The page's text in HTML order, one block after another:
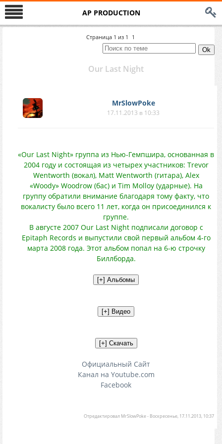
AP PRODUCTION
Страница 1 из 1 1
Our Last Night
MrSlowPoke
17.11.2013 в 10:33
«Our Last Night» группа из Нью-Гемпшира, основанная в
2004 году и состоящая из четырех участников: Trevor
Wentworth (вокал), Matt Wentworth (гитара), Alex
«Woody» Woodrow (бас) и Tim Molloy (ударные). На
группу обратили внимание благодаря тому факту, что
вокалисту было всего 11 лет, когда он присоединился к
группе.
В августе 2007 Our Last Night подписали договор с
Epitaph Records и выпустили свой первый альбом 4-го
марта 2008 года. Этот альбом попал на 6-ю строчку
Биллборда.
Официальный Сайт
Канал на Youtube.com
Facebook
Отредактировал MrSlowPoke- Воскресенье, 17.11.2013, 10:37